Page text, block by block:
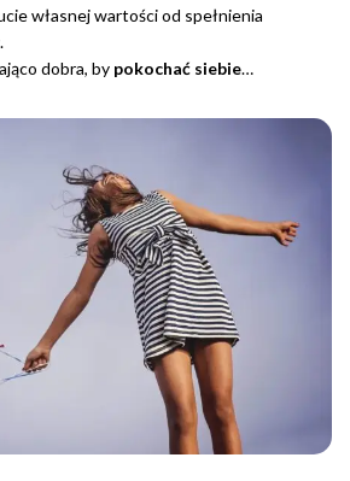
własnej wartości od spełnienia
dobra, by pokochać siebie…